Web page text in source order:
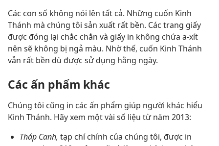
Các con số không nói lên tất cả. Những cuốn Kinh
Thánh mà chúng tôi sản xuất rất bền. Các trang giấy
được đóng lại chắc chắn và giấy in không chứa a-xít
nên sẽ không bị ngả màu. Nhờ thế, cuốn Kinh Thánh
vẫn rất bền dù được sử dụng hằng ngày.
Các ấn phẩm khác
Chúng tôi cũng in các ấn phẩm giúp người khác hiểu
Kinh Thánh. Hãy xem một vài số liệu từ năm 2013:
Tháp Canh, tạp chí chính của chúng tôi, được in